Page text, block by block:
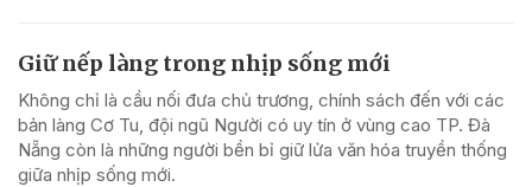
Giữ nếp làng trong nhịp sống mới
Không chỉ là cầu nối đưa chủ trương, chính sách đến với các
bản làng Cơ Tu, đội ngũ Người có uy tín ở vùng cao TP. Đà
Nẵng còn là những người bền bỉ giữ lửa văn hóa truyền thống
giữa nhịp sống mới.